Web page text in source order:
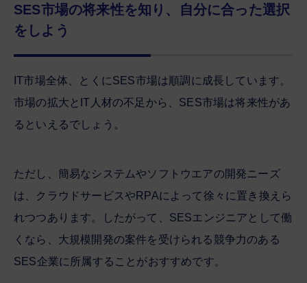
SES市場の将来性を知り、自分に合った選択
をしよう
IT市場全体、とくにSES市場は順調に成長しています。
市場の拡大とIT人材の不足から、SES市場は将来性があ
るといえるでしょう。
ただし、簡易なシステムやソフトウエアの開発ニーズ
は、クラウドサービスやRPAによって徐々に置き換えら
れつつあります。したがって、SESエンジニアとして働
くなら、大規模開発の案件を受けられる競争力のある
SES企業に所属することがおすすめです。